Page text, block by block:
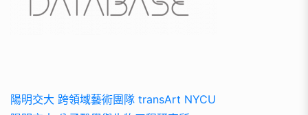
陽明交大 跨領域藝術團隊 transArt NYCU